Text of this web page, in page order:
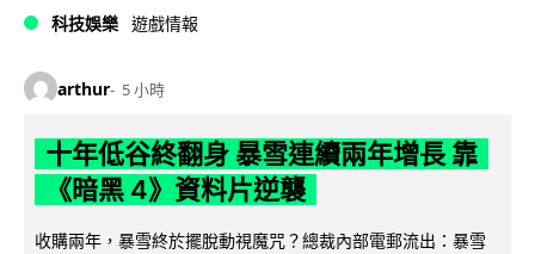
科技娛樂 遊戲情報
arthur 5 小時
十年低谷終翻身 暴雪連續兩年增長 靠
《暗黑 4》資料片逆襲
收購兩年，暴雪終於擺脫動視魔咒？總裁內部電郵流出：暴雪